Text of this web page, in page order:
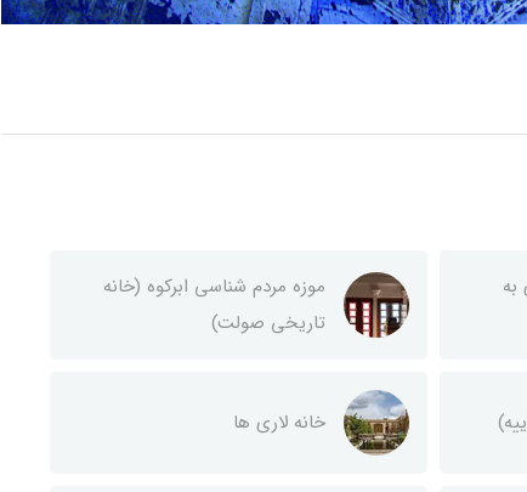
موزه مردم شناسی ابرکوه (خانه
تاریخی صولت)
خانه لاری ها